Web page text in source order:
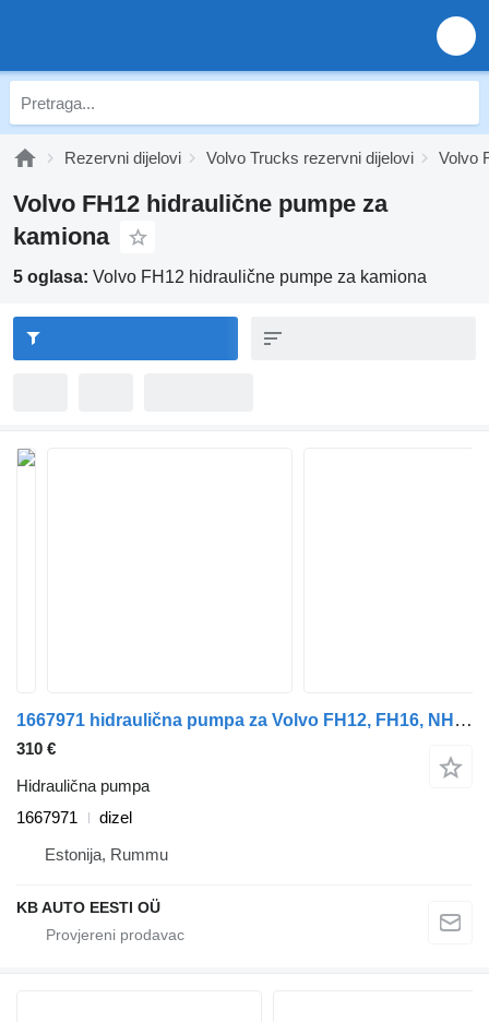
Rezervni dijelovi Volvo Trucks rezervni dijelovi Volvo
Volvo FH12 hidraulične pumpe za
kamiona
5 oglasa: Volvo FH12 hidraulične pumpe za kamiona
1667971 hidraulična pumpa za Volvo FH12, FH16, NH12, FH, VNL780 (1993-2014) kamiona
310 €
Hidraulična pumpa
1667971
dizel
Estonija, Rummu
KB AUTO EESTI OÜ